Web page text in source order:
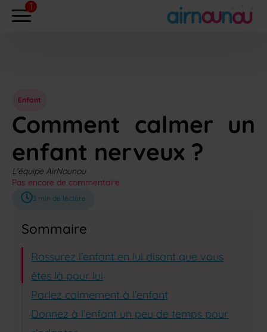
Enfant
Comment calmer un
enfant nerveux ?
L'équipe AirNounou
Pas encore de commentaire
3 min de lecture
Sommaire
Rassurez l’enfant en lui disant que vous
êtes là pour lui
Parlez calmement à l’enfant
Donnez à l’enfant un peu de temps pour